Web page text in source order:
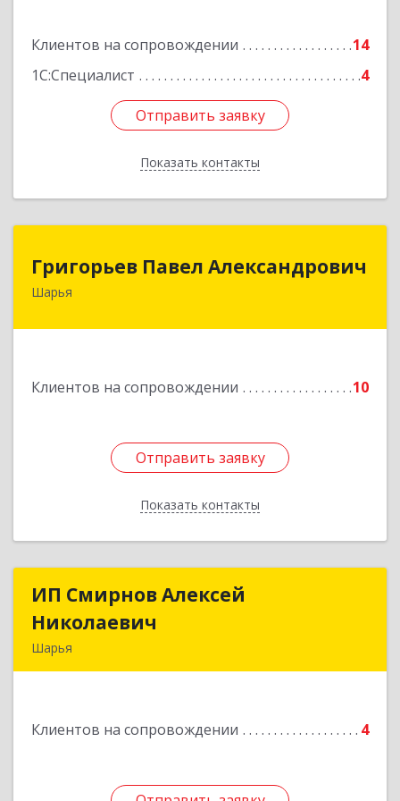
Клиентов на сопровождении
14
1С:Специалист
4
Отправить заявку
Показать контакты
Подробнее
Отправить заявку
Назад
Григорьев Павел Александрович
Шарья
Клиентов на сопровождении 10
Отправить заявку
Показать контакты
157505, Костромская область, город Шарья,
Отправить заявку
Назад
ИП Смирнов Алексей
Николаевич
Шарья
Клиентов на сопровождении 4
ИП Смирнов Алексей